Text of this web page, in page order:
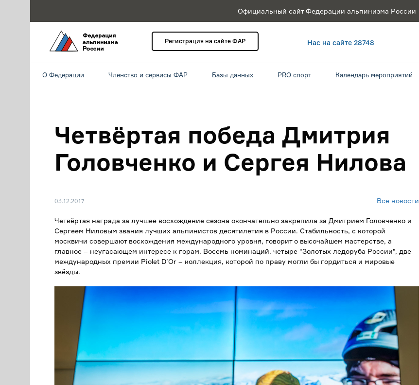
Официальный сайт Федерации альпинизма России
Регистрация на сайте ФАР Нас на сайте 28748
О Федерации Членство и сервисы ФАР Базы данных PRO спорт Календарь мероприятий
Четвёртая победа Дмитрия
Головченко и Сергея Нилова
03.12.2017 Все новости
Четвёртая награда за лучшее восхождение сезона окончательно закрепила за Дмитрием Головченко и
Сергеем Ниловым звания лучших альпинистов десятилетия в России. Стабильность, с которой
москвичи совершают восхождения международного уровня, говорит о высочайшем мастерстве, а
главное – неугасающем интересе к горам. Восемь номинаций, четыре "Золотых ледоруба России", две
международных премии Piolet D’Or – коллекция, которой по праву могли бы гордиться и мировые
звёзды.